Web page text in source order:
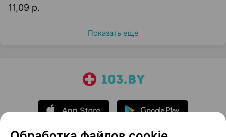
11,09 р.
Показать еще